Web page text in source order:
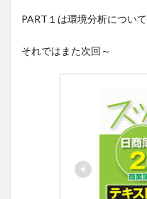
PART１は環境分析について
それではまた次回～